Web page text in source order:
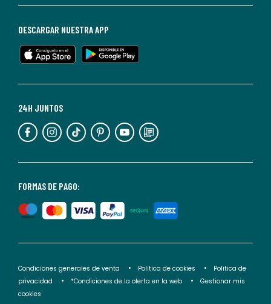
de
en
cualquier
Para
información,
puedes
nuestra
de
privacidad</2>.
FORMAS DE PAGO:
24H JUNTOS
DESCARGAR NUESTRA APP
Condiciones generales de venta Politica de cookies
Politica de
privacidad
*Condiciones de la oferta en la web
Gestionar mis
cookies